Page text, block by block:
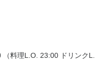
料理L.O. 23:00 ドリンクL.